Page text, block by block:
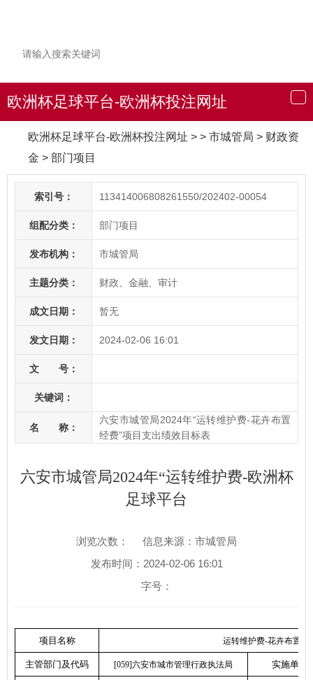
导
航
欧洲杯足球平台-欧洲杯投注网址
欧洲杯足球平台-欧洲杯投注网址 > > 市城管局 > 财政资
金 > 部门项目
索引号： 113414006808261550/202402-00054
组配分类： 部门项目
发布机构： 市城管局
主题分类： 财政、金融、审计
成文日期： 暂无
发文日期： 2024-02-06 16:01
文 号：
关键词：
名 称：
六安市城管局2024年“运转维护费-花卉布置
经费”项目支出绩效目标表
六安市城管局2024年“运转维护费-欧洲杯
足球平台
浏览次数：
信息来源：市城管局
发布时间：2024-02-06 16:01
字号：
项目名称 运转维护费-花卉布置经
主管部门及代码 [059]六安市城市管理行政执法局 实施单位